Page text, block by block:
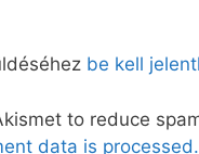
be kell
to reduce
data is processed.